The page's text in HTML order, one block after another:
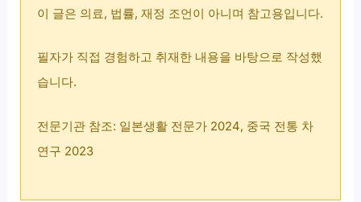
이 글은 의료, 법률, 재정 조언이 아니며 참고용입니다.
필자가 직접 경험하고 취재한 내용을 바탕으로 작성했
습니다.
전문기관 참조: 일본생활 전문가 2024, 중국 전통 차
연구 2023